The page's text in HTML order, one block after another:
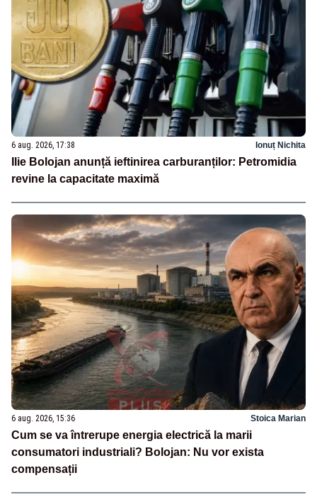
6 aug. 2026, 17:38 Ionuț Nichita
Ilie Bolojan anunță ieftinirea carburanților: Petromidia
revine la capacitate maximă
6 aug. 2026, 15:36 Stoica Marian
Cum se va întrerupe energia electrică la marii
consumatori industriali? Bolojan: Nu vor exista
compensații